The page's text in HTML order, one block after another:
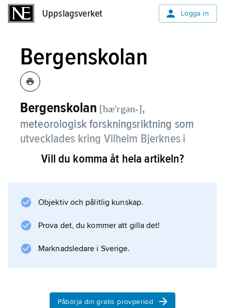
Uppslagsverket Logga in
Bergenskolan
Bergenskolan [bæʹrgən-],
meteorologisk forskningsriktning som
utvecklades kring Vilhelm Bjerknes i
Bergen, Norge, i början av 1920-talet.
och Halvor Solberg.
Litteraturanvisning
Vill du komma åt hela artikeln?
Objektiv och pålitlig kunskap.
Prova det, du kommer att gilla det!
Marknadsledare i Sverige.
Påbörja din gratis provperiod